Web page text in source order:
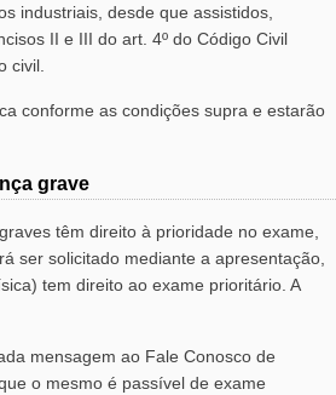
industriais, desde que assistidos,
II e III do art. 4º do Código Civil
civil.
conforme as condições supra e estarão
grave
têm direito à prioridade no exame,
ser solicitado mediante a apresentação,
tem direito ao exame prioritário. A
mensagem ao Fale Conosco de
o mesmo é passível de exame